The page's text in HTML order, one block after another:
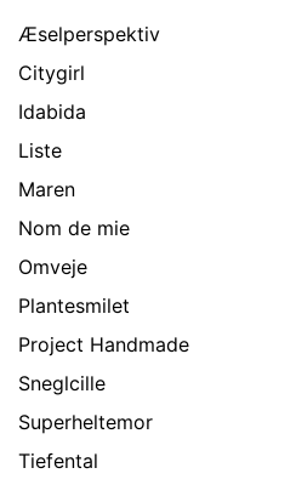
Æselperspektiv
Citygirl
Idabida
Liste
Maren
Nom de mie
Omveje
Plantesmilet
Project Handmade
Sneglcille
Superheltemor
Tiefental